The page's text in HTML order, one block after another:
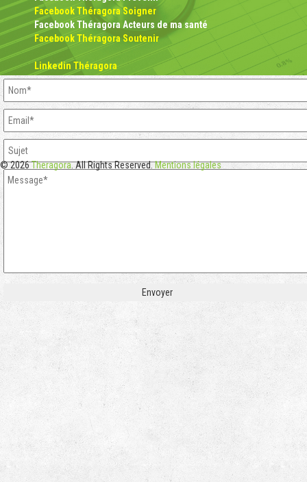
Facebook Théragora Soigner
Facebook Théragora Acteurs de ma santé
Facebook Théragora Soutenir
Linkedin Théragora
© 2026Theragora. All Rights Reserved.Mentions légales